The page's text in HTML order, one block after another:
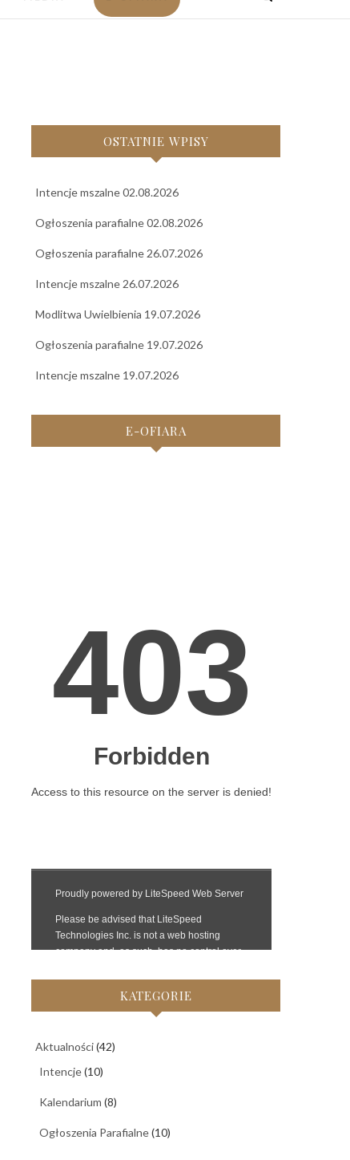
OSTATNIE WPISY
Intencje mszalne 02.08.2026
Ogłoszenia parafialne 02.08.2026
Ogłoszenia parafialne 26.07.2026
Intencje mszalne 26.07.2026
Modlitwa Uwielbienia 19.07.2026
Ogłoszenia parafialne 19.07.2026
Intencje mszalne 19.07.2026
E-OFIARA
KATEGORIE
Aktualności(42)
Intencje(10)
Kalendarium (8)
Ogłoszenia Parafialne(10)